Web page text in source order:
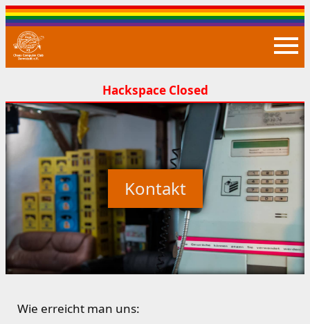
Closed
Kontakt
Wie erreicht man uns: